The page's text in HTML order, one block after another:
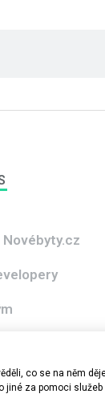
co se na něm
za pomoci